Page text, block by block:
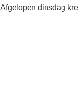
Afgelopen dinsdag